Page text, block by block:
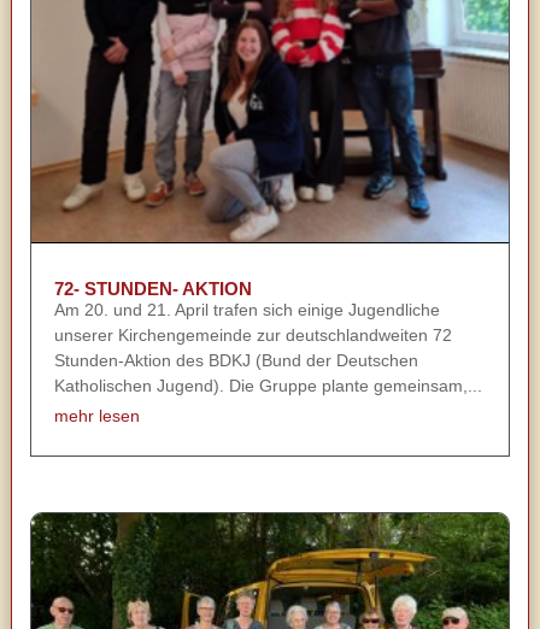
72- STUNDEN- AKTION
Am 20. und 21. April trafen sich einige Jugendliche
unserer Kirchengemeinde zur deutschlandweiten 72
Stunden-Aktion des BDKJ (Bund der Deutschen
Katholischen Jugend). Die Gruppe plante gemeinsam,...
mehr lesen